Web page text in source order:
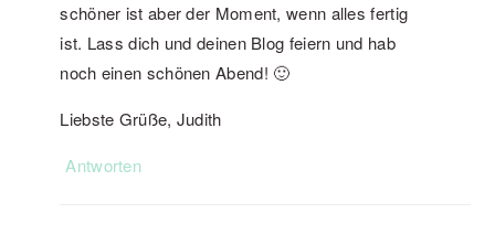
schöner ist aber der Moment, wenn alles fertig
ist. Lass dich und deinen Blog feiern und hab
noch einen schönen Abend! 🙂
Liebste Grüße, Judith
Antworten